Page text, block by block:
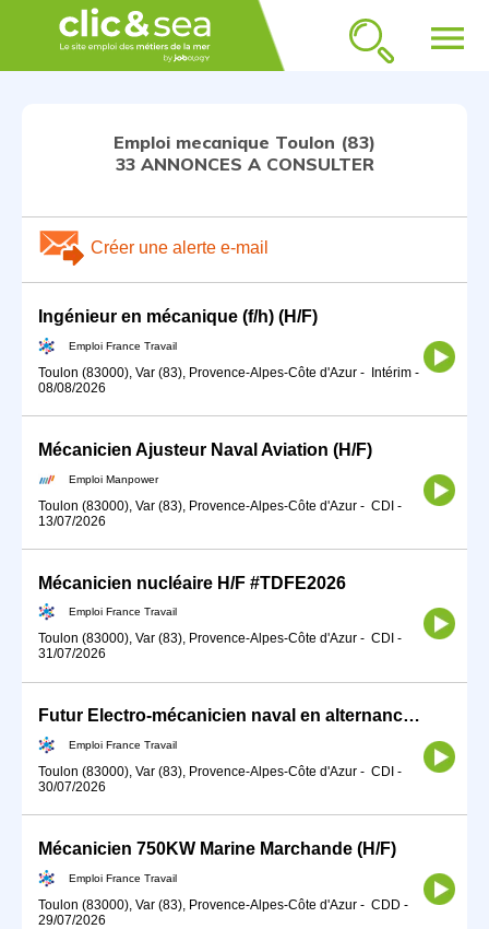
menu
Emploi mecanique Toulon (83)
33 ANNONCES A CONSULTER
Créer une alerte e-mail
Ingénieur en mécanique (f/h) (H/F)
Emploi France Travail
Toulon (83000), Var (83), Provence-Alpes-Côte d'Azur - Intérim -
08/08/2026
Mécanicien Ajusteur Naval Aviation (H/F)
Emploi Manpower
Toulon (83000), Var (83), Provence-Alpes-Côte d'Azur - CDI -
13/07/2026
Mécanicien nucléaire H/F #TDFE2026
Emploi France Travail
Toulon (83000), Var (83), Provence-Alpes-Côte d'Azur - CDI -
31/07/2026
Futur Electro-mécanicien naval en alternance (h/f) (H/F)
Emploi France Travail
Toulon (83000), Var (83), Provence-Alpes-Côte d'Azur - CDI -
30/07/2026
Mécanicien 750KW Marine Marchande (H/F)
Emploi France Travail
Toulon (83000), Var (83), Provence-Alpes-Côte d'Azur - CDD -
29/07/2026